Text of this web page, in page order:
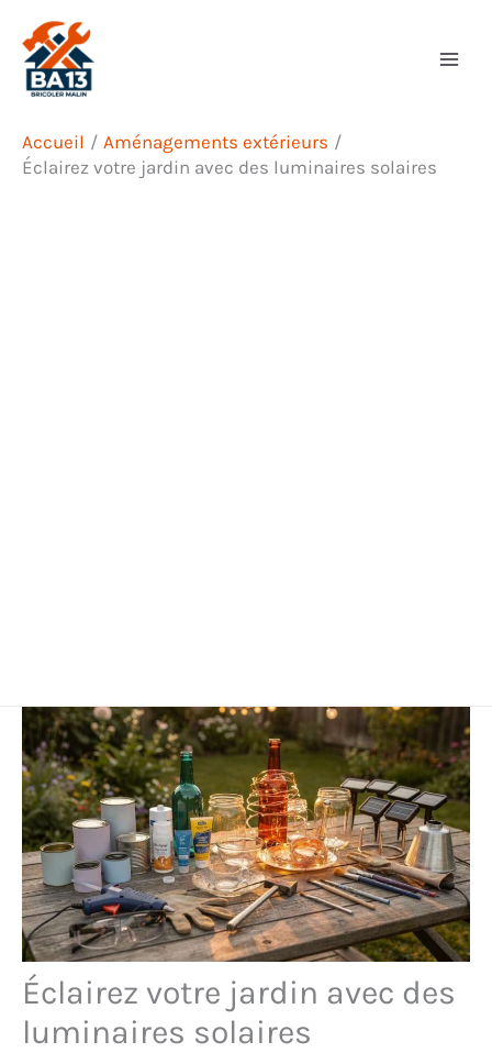
contenu
Accueil
Aménagements extérieurs
Éclairez votre jardin avec des luminaires solaires
Éclairez votre jardin avec des
luminaires solaires
Rechercher